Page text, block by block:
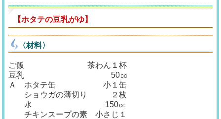
【ホタテの豆乳がゆ】
〈材料〉
ご飯 茶わん１杯
豆乳 50㏄
Ａ ホタテ缶 小１缶
ショウガの薄切り ２枚
水 150㏄
チキンスープの素 小さじ１